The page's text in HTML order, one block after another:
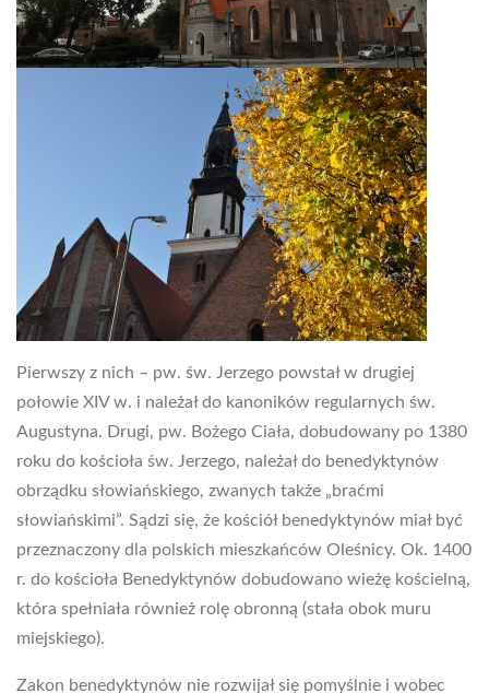
Pierwszy z nich – pw. św. Jerzego powstał w drugiej
połowie XIV w. i należał do kanoników regularnych św.
Augustyna. Drugi, pw. Bożego Ciała, dobudowany po 1380
roku do kościoła św. Jerzego, należał do benedyktynów
obrządku słowiańskiego, zwanych także „braćmi
słowiańskimi”. Sądzi się, że kościół benedyktynów miał być
przeznaczony dla polskich mieszkańców Oleśnicy. Ok. 1400
r. do kościoła Benedyktynów dobudowano wieżę kościelną,
która spełniała również rolę obronną (stała obok muru
miejskiego).
Zakon benedyktynów nie rozwijał się pomyślnie i wobec